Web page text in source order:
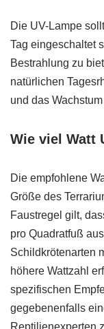
Die UV-Lampe
Tag eingeschaltet
Bestrahlung zu
natürlichen
und das
Wie viel Watt
Die empfohlene
Größe des
Faustregel gilt,
pro Quadratfuß
Schildkrötenarten
höhere Wattzahl
spezifischen
gegebenenfalls
Reptilienexperten